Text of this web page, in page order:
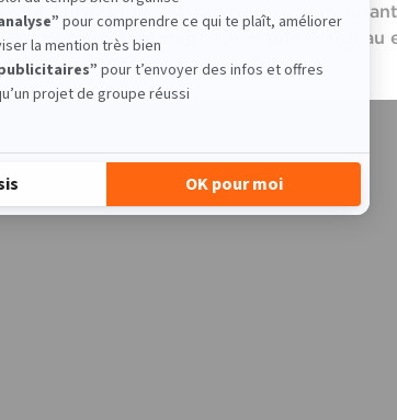
ils m’ont rappelé pourquoi j’aime
en tête longtemps après que le rideau